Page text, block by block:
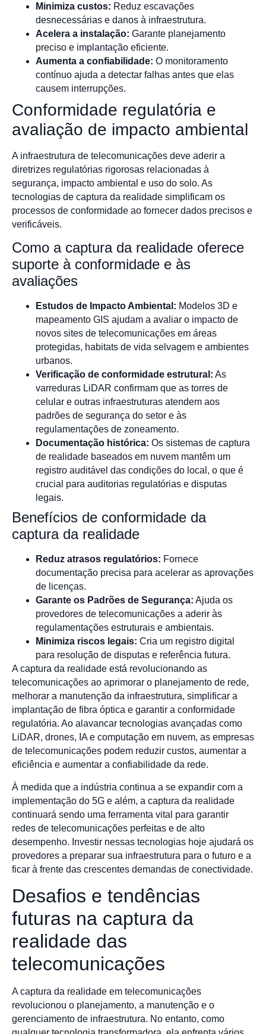
Minimiza custos: Reduz escavações
desnecessárias e danos à infraestrutura.
Acelera a instalação: Garante planejamento
preciso e implantação eficiente.
Aumenta a confiabilidade: O monitoramento
contínuo ajuda a detectar falhas antes que elas
causem interrupções.
Conformidade regulatória e
avaliação de impacto ambiental
A infraestrutura de telecomunicações deve aderir a
diretrizes regulatórias rigorosas relacionadas à
segurança, impacto ambiental e uso do solo. As
tecnologias de captura da realidade simplificam os
processos de conformidade ao fornecer dados precisos e
verificáveis.
Como a captura da realidade oferece
suporte à conformidade e às
avaliações
Estudos de Impacto Ambiental: Modelos 3D e
mapeamento GIS ajudam a avaliar o impacto de
novos sites de telecomunicações em áreas
protegidas, habitats de vida selvagem e ambientes
urbanos.
Verificação de conformidade estrutural: As
varreduras LiDAR confirmam que as torres de
celular e outras infraestruturas atendem aos
padrões de segurança do setor e às
regulamentações de zoneamento.
Documentação histórica: Os sistemas de captura
de realidade baseados em nuvem mantêm um
registro auditável das condições do local, o que é
crucial para auditorias regulatórias e disputas
legais.
Benefícios de conformidade da
captura da realidade
Reduz atrasos regulatórios: Fornece
documentação precisa para acelerar as aprovações
de licenças.
Garante os Padrões de Segurança: Ajuda os
provedores de telecomunicações a aderir às
regulamentações estruturais e ambientais.
Minimiza riscos legais: Cria um registro digital
para resolução de disputas e referência futura.
A captura da realidade está revolucionando as
telecomunicações ao aprimorar o planejamento de rede,
melhorar a manutenção da infraestrutura, simplificar a
implantação de fibra óptica e garantir a conformidade
regulatória. Ao alavancar tecnologias avançadas como
LiDAR, drones, IA e computação em nuvem, as empresas
de telecomunicações podem reduzir custos, aumentar a
eficiência e aumentar a confiabilidade da rede.
À medida que a indústria continua a se expandir com a
implementação do 5G e além, a captura da realidade
continuará sendo uma ferramenta vital para garantir
redes de telecomunicações perfeitas e de alto
desempenho. Investir nessas tecnologias hoje ajudará os
provedores a preparar sua infraestrutura para o futuro e a
ficar à frente das crescentes demandas de conectividade.
Desafios e tendências
futuras na captura da
realidade das
telecomunicações
A captura da realidade em telecomunicações
revolucionou o planejamento, a manutenção e o
gerenciamento de infraestrutura. No entanto, como